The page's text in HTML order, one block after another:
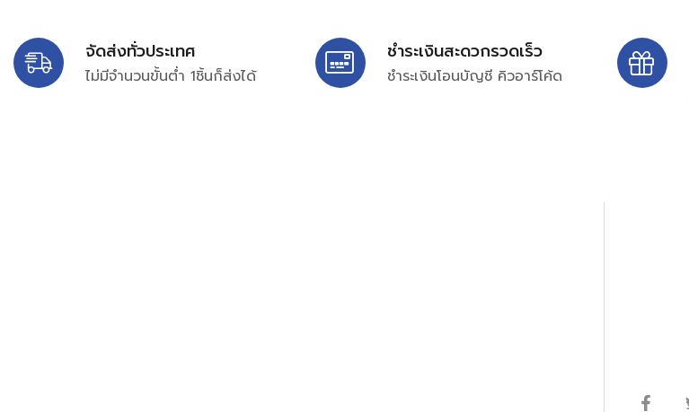
จัดส่งทั่วประเทศ
ไม่มีจำนวนขั้นต่ำ 1ชิ้นก็ส่งได้
ชำระเงินสะดวกรวดเร็ว
ชำระเงินโอนบัญชี คิวอาร์โค้ด